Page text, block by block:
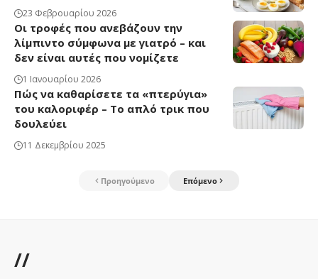
23 Φεβρουαρίου 2026
Οι τροφές που ανεβάζουν την
λίμπιντο σύμφωνα με γιατρό – και
δεν είναι αυτές που νομίζετε
1 Ιανουαρίου 2026
Πώς να καθαρίσετε τα «πτερύγια»
του καλοριφέρ – Το απλό τρικ που
δουλεύει
11 Δεκεμβρίου 2025
Προηγούμενο Επόμενο
//